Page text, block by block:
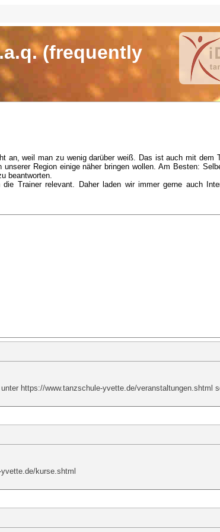
(frequently
an, weil man zu wenig darüber weiß. Das ist auch mit dem
Region einige näher bringen wollen. Am Besten:
beantworten.
Trainer relevant. Daher laden wir immer gerne auch
https://www.tanzschule-yvette.de/veranstaltungen.shtml
kurse.shtml